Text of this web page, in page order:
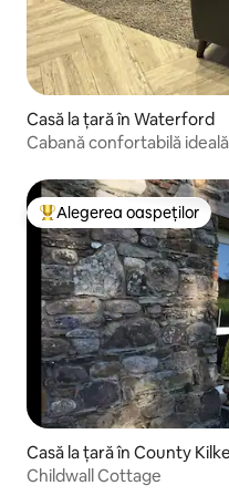
Casă la țară în Waterford
Cabană confortabilă
Locuință din topul
Alegerea oaspeților
Casă la țară în County
Childwall Cottage